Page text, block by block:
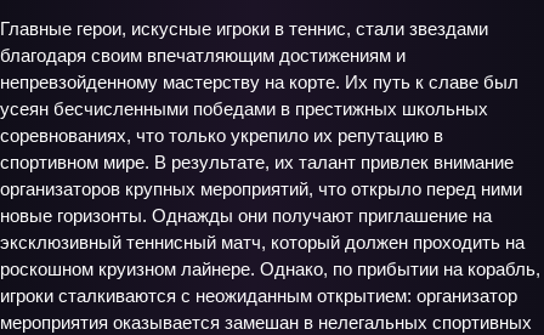
Главные герои, искусные игроки в теннис, стали звездами
благодаря своим впечатляющим достижениям и
непревзойденному мастерству на корте. Их путь к славе был
усеян бесчисленными победами в престижных школьных
соревнованиях, что только укрепило их репутацию в
спортивном мире. В результате, их талант привлек внимание
организаторов крупных мероприятий, что открыло перед ними
новые горизонты. Однажды они получают приглашение на
эксклюзивный теннисный матч, который должен проходить на
роскошном круизном лайнере. Однако, по прибытии на корабль,
игроки сталкиваются с неожиданным открытием: организатор
мероприятия оказывается замешан в нелегальных спортивных